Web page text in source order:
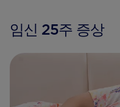
임신 25주 증상